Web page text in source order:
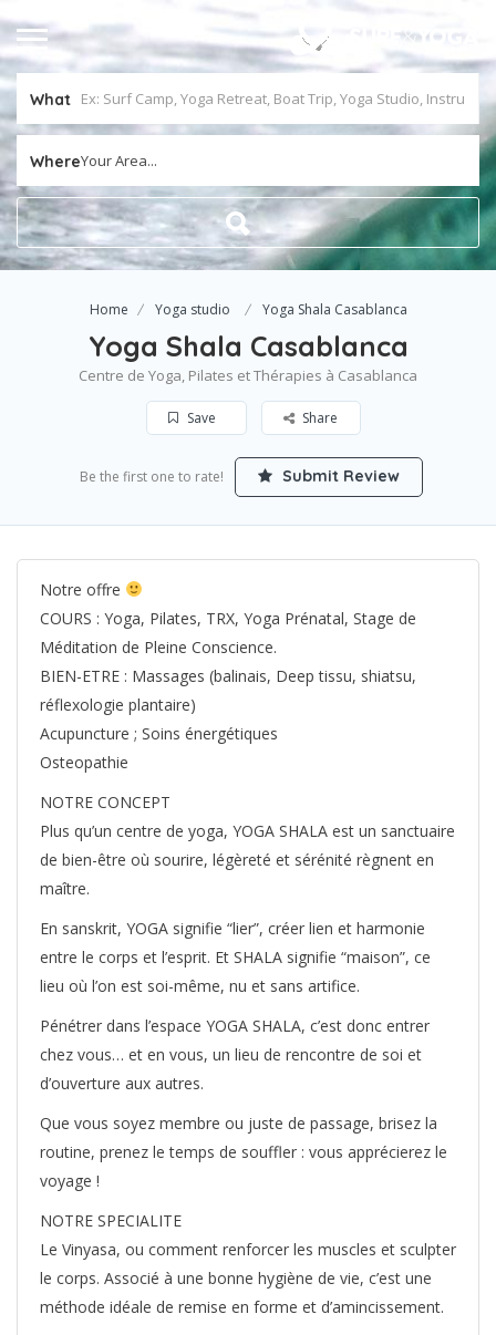
What
WhereYour Area...
Home Yoga studio Yoga Shala Casablanca
Yoga Shala Casablanca
Centre de Yoga, Pilates et Thérapies à Casablanca
Save Share
Be the first one to rate! Submit Review
Notre offre
COURS : Yoga, Pilates, TRX, Yoga Prénatal, Stage de
Méditation de Pleine Conscience.
BIEN-ETRE : Massages (balinais, Deep tissu, shiatsu,
réflexologie plantaire)
Acupuncture ; Soins énergétiques
Osteopathie
NOTRE CONCEPT
Plus qu’un centre de yoga, YOGA SHALA est un sanctuaire
de bien-être où sourire, légèreté et sérénité règnent en
maître.
En sanskrit, YOGA signifie “lier”, créer lien et harmonie
entre le corps et l’esprit. Et SHALA signifie “maison”, ce
lieu où l’on est soi-même, nu et sans artifice.
Pénétrer dans l’espace YOGA SHALA, c’est donc entrer
chez vous… et en vous, un lieu de rencontre de soi et
d’ouverture aux autres.
Que vous soyez membre ou juste de passage, brisez la
routine, prenez le temps de souffler : vous apprécierez le
voyage !
NOTRE SPECIALITE
Le Vinyasa, ou comment renforcer les muscles et sculpter
le corps. Associé à une bonne hygiène de vie, c’est une
méthode idéale de remise en forme et d’amincissement.